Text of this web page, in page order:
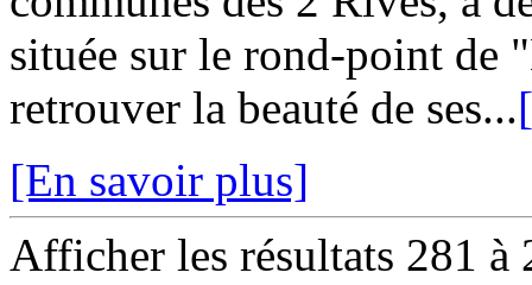
située sur le rond-point de
retrouver la beauté de ses...
[En savoir plus]
Afficher les résultats 281 à